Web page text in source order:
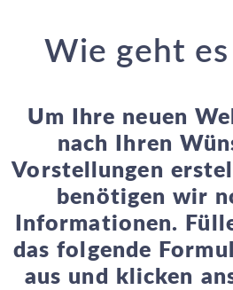
Wie geht
Um Ihre neuen
nach Ihren
Vorstellungen
benötigen wir
Informationen.
das folgende
aus und klicken